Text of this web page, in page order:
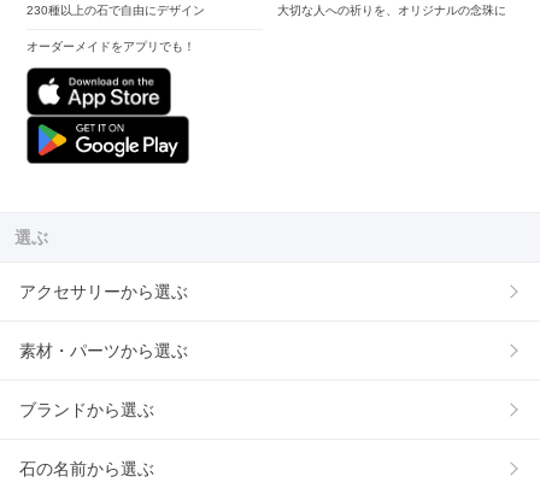
230種以上の石で自由にデザイン
オーダーメイドをアプリでも！
大切な人への祈りを、オリジナルの念珠に
選ぶ
アクセサリーから選ぶ
素材・パーツから選ぶ
ブランドから選ぶ
石の名前から選ぶ